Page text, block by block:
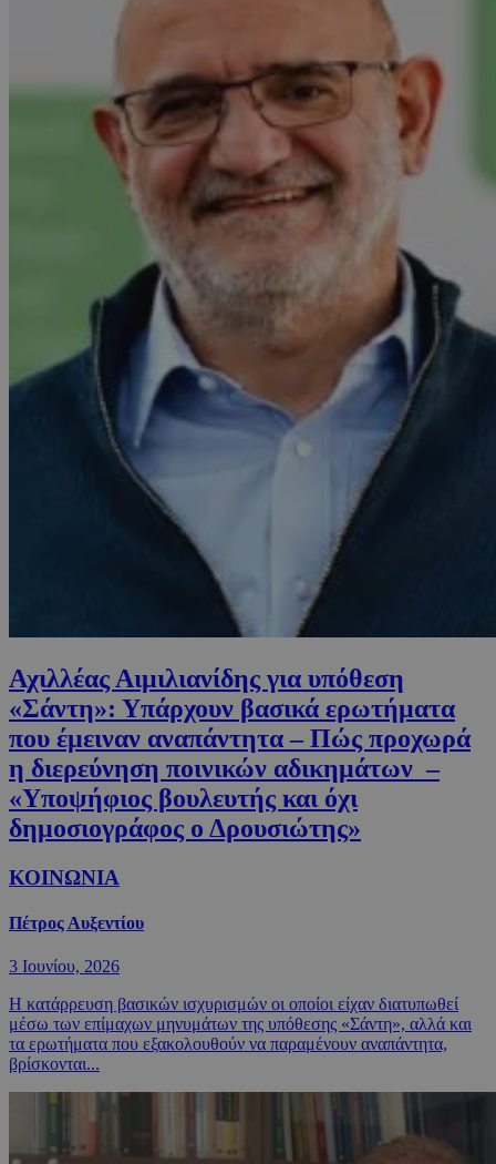
Αχιλλέας Αιμιλιανίδης για υπόθεση
«Σάντη»: Υπάρχουν βασικά ερωτήματα
που έμειναν αναπάντητα – Πώς προχωρά
η διερεύνηση ποινικών αδικημάτων –
«Υποψήφιος βουλευτής και όχι
δημοσιογράφος ο Δρουσιώτης»
ΚΟΙΝΩΝΙΑ
Πέτρος Αυξεντίου
3 Ιουνίου, 2026
Η κατάρρευση βασικών ισχυρισμών οι οποίοι είχαν διατυπωθεί
μέσω των επίμαχων μηνυμάτων της υπόθεσης «Σάντη», αλλά και
τα ερωτήματα που εξακολουθούν να παραμένουν αναπάντητα,
βρίσκονται...